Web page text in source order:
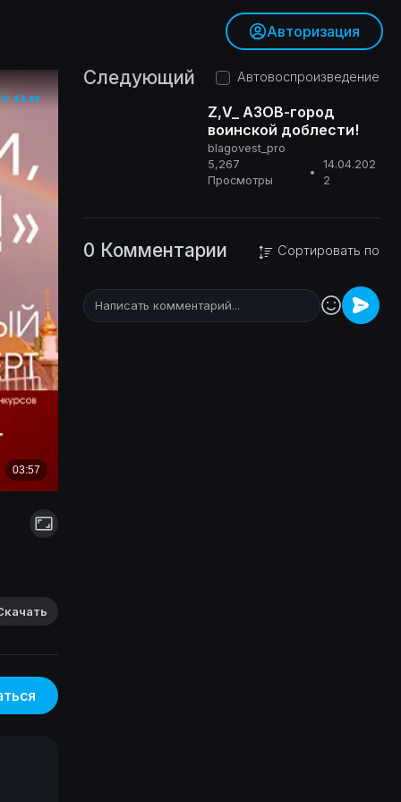
Авторизация
Следующий Автовоспроизведение
Z,V_ АЗОВ-город
воинской доблести!
blagovest_pro
5,267
Просмотры
•
14.04.202
2
0 Комментарии Сортировать по